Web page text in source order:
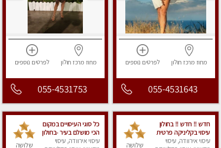
מחוז מרכז חולון לפרטים נוספים
055-4531643
מחוז מרכז חולון לפרטים נוספים
055-4531753
חדש !! חדש !! בחולון
עיסוי בקליניקה פרטית
מומלץ !!
עיסוי אירוודה, עיסוי
שלושה
כל סוגי העיסויים במקום
הכי מושלם בעיר -בחולון
עיסוי אירוודה, עיסוי
שלושה